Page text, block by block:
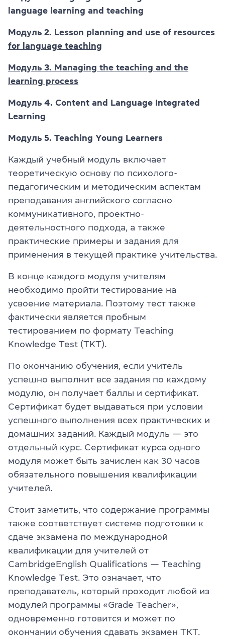
language learning and teaching
Модуль 2. Lesson planning and use of resources
for language teaching
Модуль 3. Managing the teaching and the
learning process
Модуль 4. Content and Language Integrated
Learning
Модуль 5. Teaching Young Learners
Каждый учебный модуль включает
теоретическую основу по психолого-
педагогическим и методическим аспектам
преподавания английского согласно
коммуникативного, проектно-
деятельностного подхода, а также
практические примеры и задания для
применения в текущей практике учительства.
В конце каждого модуля учителям
необходимо пройти тестирование на
усвоение материала. Поэтому тест также
фактически является пробным
тестированием по формату Teaching
Knowledge Test (TKT).
По окончанию обучения, если учитель
успешно выполнит все задания по каждому
модулю, он получает баллы и сертификат.
Сертификат будет выдаваться при условии
успешного выполнения всех практических и
домашних заданий. Каждый модуль — это
отдельный курс. Сертификат курса одного
модуля может быть зачислен как 30 часов
обязательного повышения квалификации
учителей.
Стоит заметить, что содержание программы
также соответствует системе подготовки к
сдаче экзамена по международной
квалификации для учителей от
CambridgeEnglish Qualifications — Teaching
Knowledge Test. Это означает, что
преподаватель, который проходит любой из
модулей программы «Grade Teacher»,
одновременно готовится и может по
окончании обучения сдавать экзамен ТКТ.